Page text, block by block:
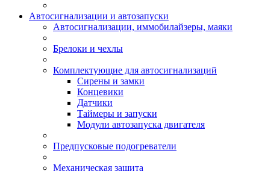
Автосигнализации и автозапуски
Автосигнализации, иммобилайзеры, маяки
Брелоки и чехлы
Комплектующие для автосигнализаций
Сирены и замки
Концевики
Датчики
Таймеры и запуски
Модули автозапуска двигателя
Предпусковые подогреватели
Механическая защита